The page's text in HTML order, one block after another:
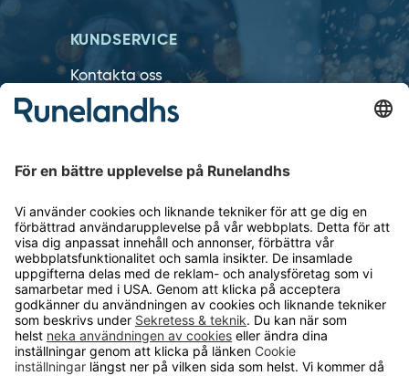
KUNDSERVICE
Kontakta oss
Så funkar det
Om cookies
Personuppgiftshantering
Cookie inställningar
OM RUNELANDHS
Om Runelandhs